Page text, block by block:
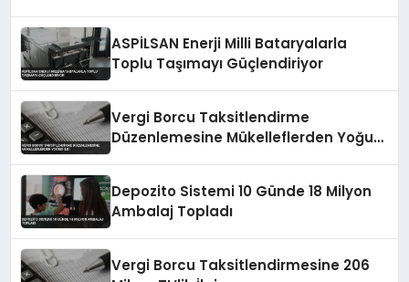
ASPİLSAN Enerji Milli Bataryalarla
Toplu Taşımayı Güçlendiriyor
Vergi Borcu Taksitlendirme
Düzenlemesine Mükelleflerden Yoğun
Depozito Sistemi 10 Günde 18 Milyon
Ambalaj Topladı
Vergi Borcu Taksitlendirmesine 206